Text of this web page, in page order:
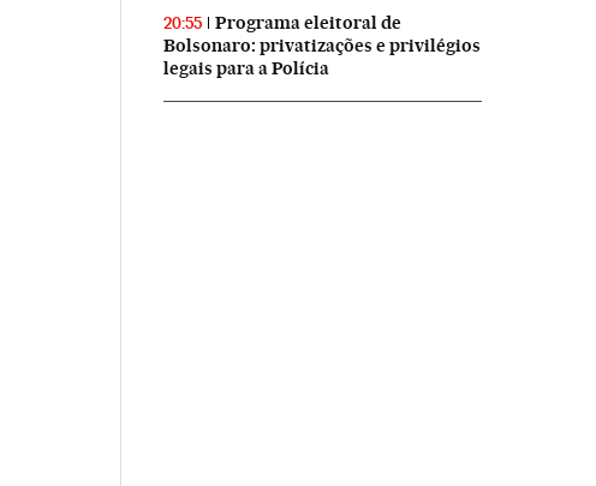
20:55
Programa eleitoral de
Bolsonaro: privatizações e privilégios
legais para a Polícia